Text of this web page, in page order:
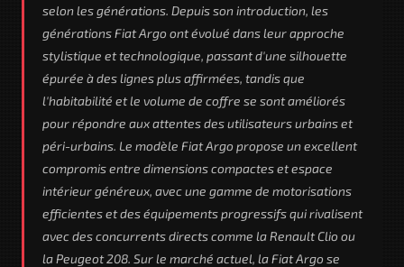
selon les générations. Depuis son introduction, les
générations Fiat Argo ont évolué dans leur approche
stylistique et technologique, passant d'une silhouette
épurée à des lignes plus affirmées, tandis que
l'habitabilité et le volume de coffre se sont améliorés
pour répondre aux attentes des utilisateurs urbains et
péri-urbains. Le modèle Fiat Argo propose un excellent
compromis entre dimensions compactes et espace
intérieur généreux, avec une gamme de motorisations
efficientes et des équipements progressifs qui rivalisent
avec des concurrents directs comme la Renault Clio ou
la Peugeot 208. Sur le marché actuel, la Fiat Argo se